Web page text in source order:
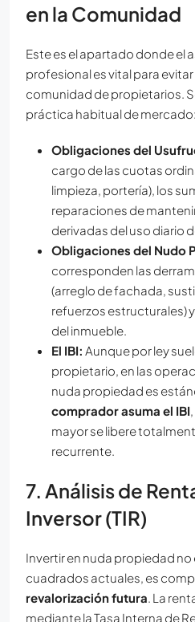
en la Comunidad
Este es el apartado donde el
profesional es vital para
comunidad de propietarios.
práctica habitual de mercado:
Obligaciones del
cargo de las cuotas
limpieza, portería), los
reparaciones de
derivadas del uso diario
Obligaciones del Nudo
corresponden las
(arreglo de fachada,
refuerzos estructurales)
del inmueble.
El IBI: Aunque por ley
propietario, en las
nuda propiedad es
comprador asuma el IBI
mayor se libere
recurrente.
7. Análisis de
Inversor (TIR)
Invertir en nuda propiedad
cuadrados actuales, es
revalorización futura. La
mediante la Tasa Interna de